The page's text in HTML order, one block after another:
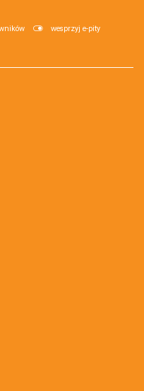
wesprzyj e-pity